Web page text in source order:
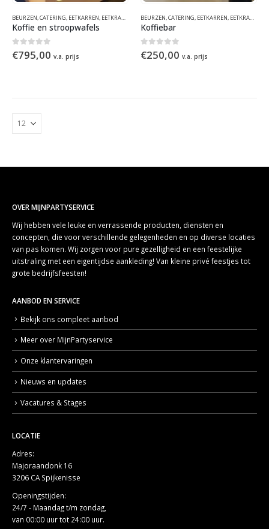
BEURZEN,CATERING, EETKARREN, EETKRAMEN EVENEMENTEN,FUNFOOD,FUNFOOD,HOLLANDS
Koffie en stroopwafels
0out of 5
€795,00 v.a. prijs
BEURZEN,CATERING, EETKARREN, EETKRAMEN
Koffiebar
0out of 5
€250,00 v.a. prijs
OVER MIJNPARTYSERVICE
Wij hebben vele leuke en verrassende producten, diensten en
concepten, die voor verschillende gelegenheden en op diverse locaties
van pas komen. Wij zorgen voor pure gezelligheid en een feestelijke
uitstraling met een eigentijdse aankleding! Van kleine privé feestjes tot
grote bedrijfsfeesten!
AANBOD EN SERVICE
Bekijk ons compleet aanbod
Meer over MijnPartyservice
Onze klantervaringen
Nieuws en updates
Vacatures & Stages
LOCATIE
Adres:
Majoraandonk 16
3206 CA Spijkenisse
Openingstijden:
24/7 - Maandag t/m zondag,
van 00:00 uur tot 24:00 uur.